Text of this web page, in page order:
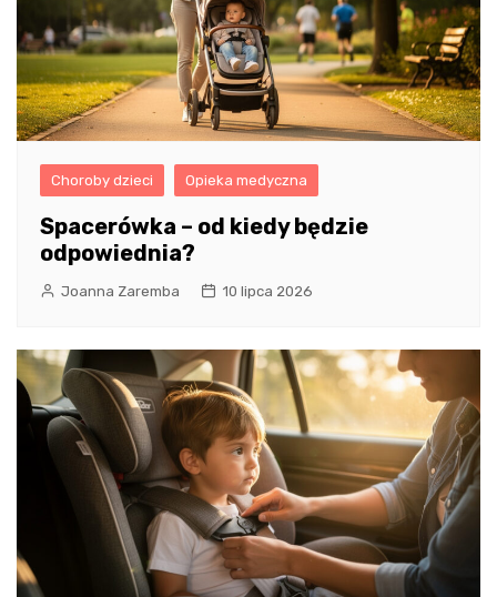
Choroby dzieci Opieka medyczna
Spacerówka – od kiedy będzie
odpowiednia?
Joanna Zaremba 10 lipca 2026